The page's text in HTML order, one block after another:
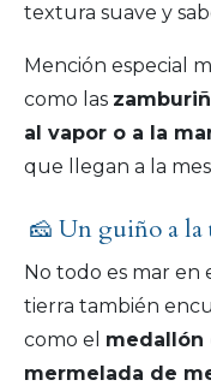
textura suave y
Mención especial
como las
al vapor o a la
que llegan a la
🧀 Un guiño a la
No todo es mar en
tierra también
como el medallón
mermelada de